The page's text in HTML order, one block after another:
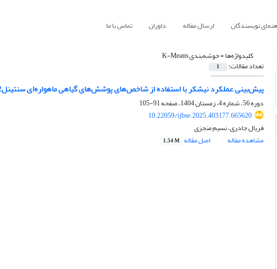
نویسندگان ارسال مقاله داوران تماس با ما
کلیدواژه‌ها =خوشه‌بندی K-Means
تعداد مقالات: 1
پیش‌بینی عملکرد نیشکر با استفاده از شاخص‌های پوشش‌های گیاهی ماهواره‌ای سنتینل2 و الگوریتم‌های خوشه بندی K-MEANS و رگرسیون KNN
دوره 56، شماره 4، زمستان 1404، صفحه
91-105
10.22059/ijbse.2025.403177.665620
فریال جادری، نسیم منجزی
مشاهده مقاله
اصل مقاله 1.54 M